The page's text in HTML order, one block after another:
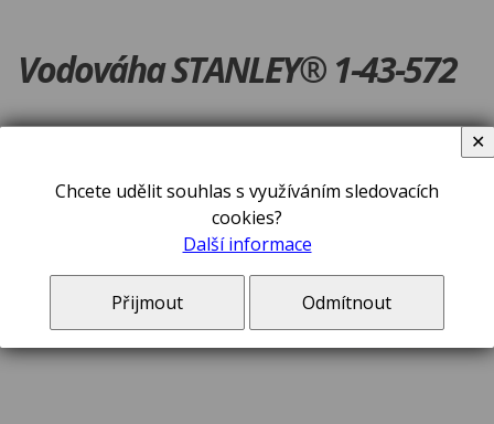
Vodováha STANLEY® 1-43-572
Chcete udělit souhlas s využíváním sledovacích
cookies?
Další informace
Přijmout Odmítnout
✕